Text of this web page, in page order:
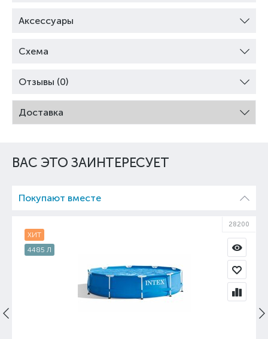
Аксессуары
Схема
Отзывы (0)
Доставка
ВАС ЭТО ЗАИНТЕРЕСУЕТ
Покупают вместе
ХИТ
4485 Л
28200